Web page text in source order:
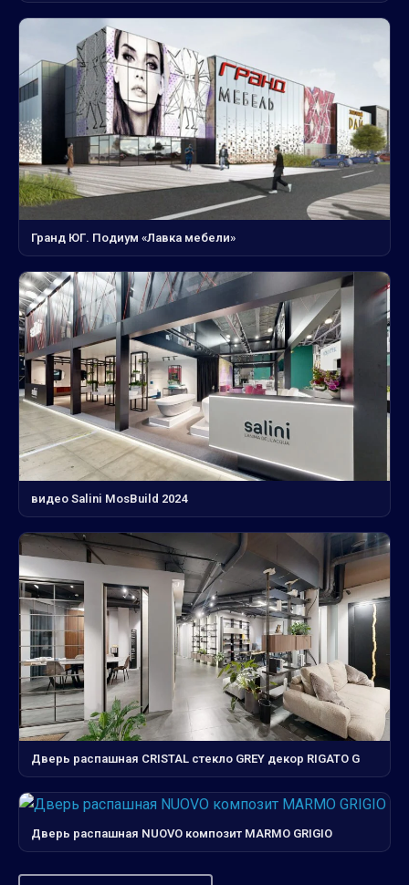
Гранд ЮГ. Подиум «Лавка мебели»
видео Salini MosBuild 2024
Дверь распашная CRISTAL стекло GREY декор RIGATO G
Дверь распашная NUOVO композит MARMO GRIGIO